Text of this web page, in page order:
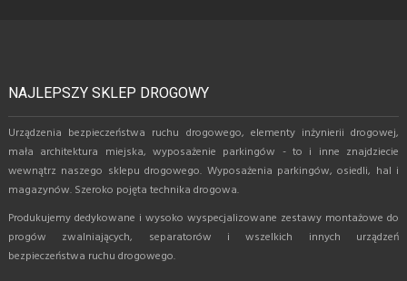
NAJLEPSZY SKLEP DROGOWY
Urządzenia bezpieczeństwa ruchu drogowego, elementy inżynierii drogowej,
mała architektura miejska, wyposażenie parkingów - to i inne znajdziecie
wewnątrz naszego sklepu drogowego. Wyposażenia parkingów, osiedli, hal i
magazynów. Szeroko pojęta technika drogowa.
Produkujemy dedykowane i wysoko wyspecjalizowane zestawy montażowe do
progów zwalniających, separatorów i wszelkich innych urządzeń
bezpieczeństwa ruchu drogowego.